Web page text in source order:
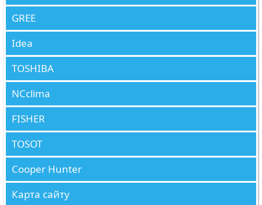
GREE
Idea
TOSHIBA
NCclima
FISHER
TOSOT
Cooper Hunter
Карта сайту